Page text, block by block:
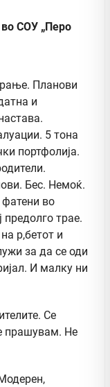
СОУ „Перо
Планови
и
5 тона
портфолија.
Бес. Немоќ.
фатени во
трае.
р,бетот и
за да се оди
И малку ни
Се
прашувам. Не